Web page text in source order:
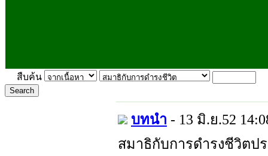
สืบค้น
บทนำ - 13 มิ.ย.52
สมาธิกับการดำรงชีวิตป